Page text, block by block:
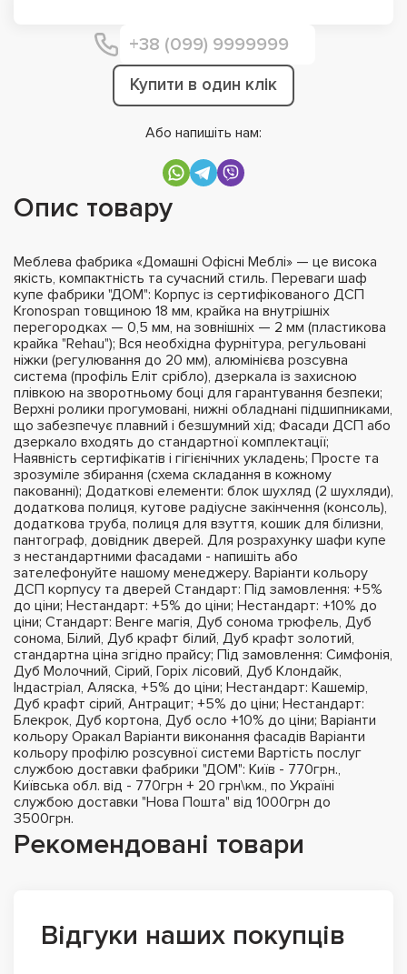
Купити в один клік
Або напишіть нам:
Опис товару
Меблева фабрика «Домашні Офісні Меблі» — це висока
якість, компактність та сучасний стиль. Переваги шаф
купе фабрики "ДОМ": Корпус із сертифікованого ДСП
Kronospan товщиною 18 мм, крайка на внутрішніх
перегородках — 0,5 мм, на зовнішніх — 2 мм (пластикова
крайка "Rehau"); Вся необхідна фурнітура, регульовані
ніжки (регулювання до 20 мм), алюмінієва розсувна
система (профіль Еліт срібло), дзеркала із захисною
плівкою на зворотньому боці для гарантування безпеки;
Верхні ролики прогумовані, нижні обладнані підшипниками,
що забезпечує плавний і безшумний хід; Фасади ДСП або
дзеркало входять до стандартної комплектації;
Наявність сертифікатів і гігієнічних укладень; Просте та
зрозуміле збирання (схема складання в кожному
пакованні); Додаткові елементи: блок шухляд (2 шухляди),
додаткова полиця, кутове радіусне закінчення (консоль),
додаткова труба, полиця для взуття, кошик для білизни,
пантограф, довідник дверей. Для розрахунку шафи купе
з нестандартними фасадами - напишіть або
зателефонуйте нашому менеджеру. Варіанти кольору
ДСП корпусу та дверей Стандарт: Під замовлення: +5%
до ціни; Нестандарт: +5% до ціни; Нестандарт: +10% до
ціни; Стандарт: Венге магія, Дуб сонома трюфель, Дуб
сонома, Білий, Дуб крафт білий, Дуб крафт золотий,
стандартна ціна згідно прайсу; Під замовлення: Симфонія,
Дуб Молочний, Сірий, Горіх лісовий, Дуб Клондайк,
Індастріал, Аляска, +5% до ціни; Нестандарт: Кашемір,
Дуб крафт сірий, Антрацит; +5% до ціни; Нестандарт:
Блекрок, Дуб кортона, Дуб осло +10% до ціни; Варіанти
кольору Оракал Варіанти виконання фасадів Варіанти
кольору профілю розсувної системи Вартість послуг
службою доставки фабрики "ДОМ": Київ - 770грн.,
Київська обл. від - 770грн + 20 грн\км., по Україні
службою доставки "Нова Пошта" від 1000грн до
3500грн.
Рекомендовані товари
Відгуки наших покупців